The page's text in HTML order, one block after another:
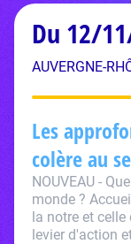
Du 12/
AUVERGNE-
Les
colère au
NOUVEAU -
monde ?
la notre et
levier d'action